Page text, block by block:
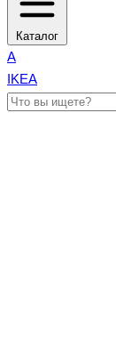
Каталог
A
IKEA